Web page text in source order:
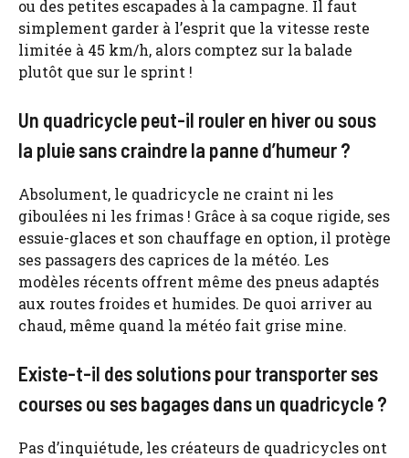
ou des petites escapades à la campagne. Il faut
simplement garder à l’esprit que la vitesse reste
limitée à 45 km/h, alors comptez sur la balade
plutôt que sur le sprint !
Un quadricycle peut-il rouler en hiver ou sous
la pluie sans craindre la panne d’humeur ?
Absolument, le quadricycle ne craint ni les
giboulées ni les frimas ! Grâce à sa coque rigide, ses
essuie-glaces et son chauffage en option, il protège
ses passagers des caprices de la météo. Les
modèles récents offrent même des pneus adaptés
aux routes froides et humides. De quoi arriver au
chaud, même quand la météo fait grise mine.
Existe-t-il des solutions pour transporter ses
courses ou ses bagages dans un quadricycle ?
Pas d’inquiétude, les créateurs de quadricycles ont